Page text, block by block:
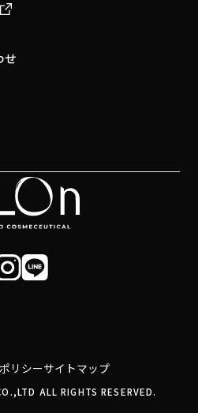
せ
リシーサイトマップ
ALL RIGHTS RESERVED.